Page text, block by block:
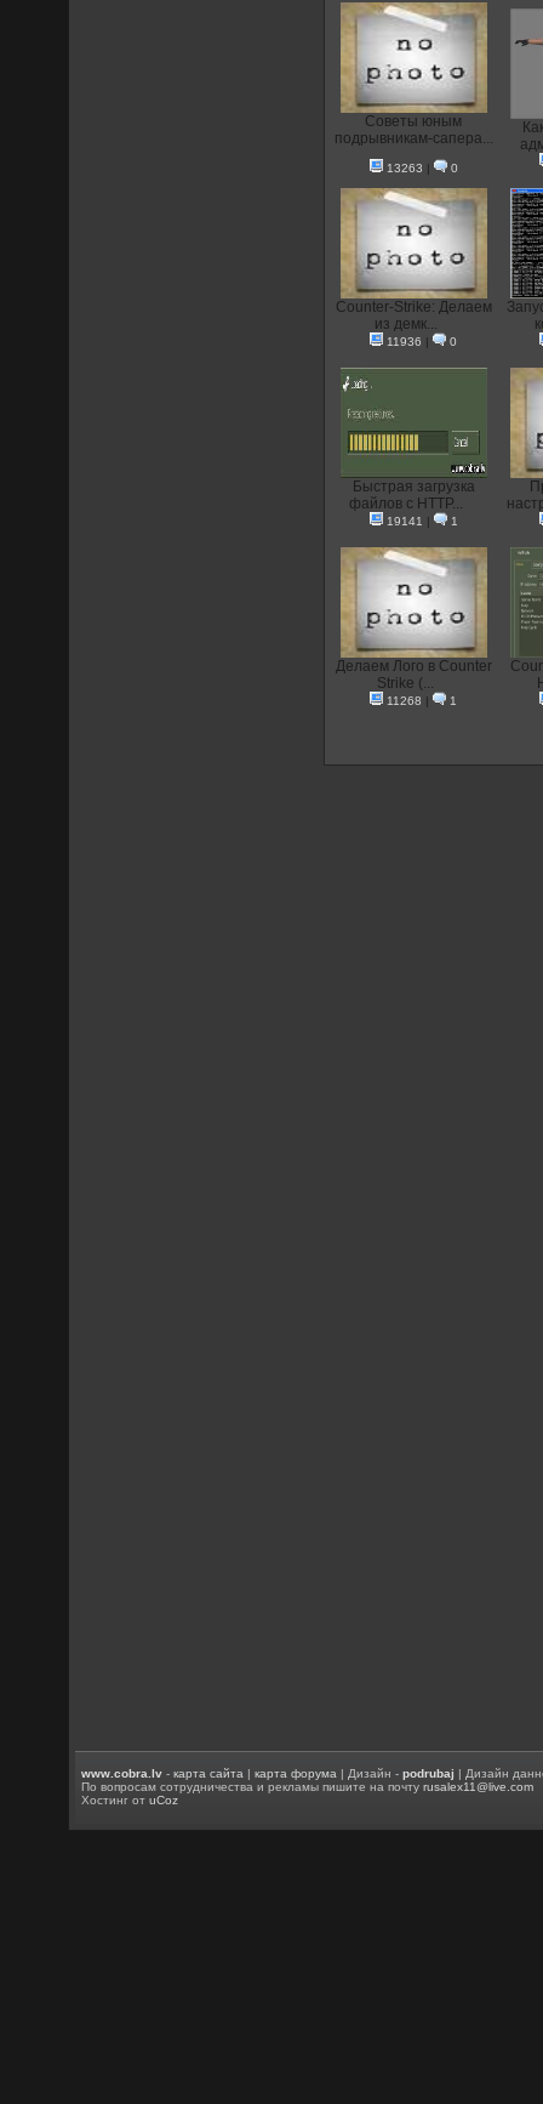
Советы юным
подрывникам-сапера...
13263 | 0
Counter-Strike: Делаем
из демк...
11936 | 0
Быстрая загрузка
файлов с HTTP...
19141 | 1
Делаем Лого в Counter
Strike (...
11268 | 1
www.cobra.lv -карта сайта |карта форума | Дизайн -podrubaj | Дизайн
По вопросам сотрудничества и рекламы пишите на почтуrusalex11@live.com
Хостинг отuCoz